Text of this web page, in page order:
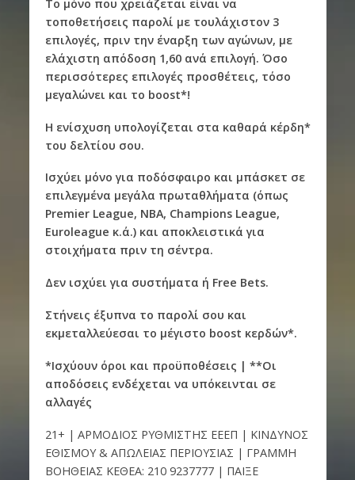
Το μόνο που χρειάζεται είναι να
τοποθετήσεις παρολί με τουλάχιστον 3
επιλογές, πριν την έναρξη των αγώνων, με
ελάχιστη απόδοση 1,60 ανά επιλογή. Όσο
περισσότερες επιλογές προσθέτεις, τόσο
μεγαλώνει και το boost*!
Η ενίσχυση υπολογίζεται στα καθαρά κέρδη*
του δελτίου σου.
Ισχύει μόνο για ποδόσφαιρο και μπάσκετ σε
επιλεγμένα μεγάλα πρωταθλήματα (όπως
Premier League, NBA, Champions League,
Euroleague κ.ά.) και αποκλειστικά για
στοιχήματα πριν τη σέντρα.
Δεν ισχύει για συστήματα ή Free Bets.
Στήνεις έξυπνα το παρολί σου και
εκμεταλλεύεσαι το μέγιστο boost κερδών*.
*Ισχύουν όροι και προϋποθέσεις | **Οι
αποδόσεις ενδέχεται να υπόκεινται σε
αλλαγές
21+ | ΑΡΜΟΔΙΟΣ ΡΥΘΜΙΣΤΗΣ ΕΕΕΠ | ΚΙΝΔΥΝΟΣ
ΕΘΙΣΜΟΥ & ΑΠΩΛΕΙΑΣ ΠΕΡΙΟΥΣΙΑΣ | ΓΡΑΜΜΗ
ΒΟΗΘΕΙΑΣ ΚΕΘΕΑ: 210 9237777 | ΠΑΙΞΕ